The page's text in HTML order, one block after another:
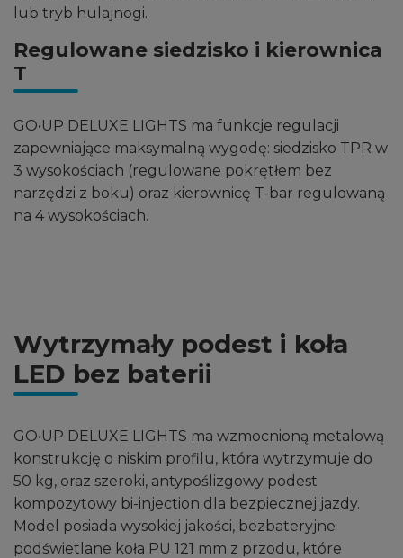
lub tryb hulajnogi.
Regulowane siedzisko i kierownica
T
GO•UP DELUXE LIGHTS ma funkcje regulacji
zapewniające maksymalną wygodę: siedzisko TPR w
3 wysokościach (regulowane pokrętłem bez
narzędzi z boku) oraz kierownicę T-bar regulowaną
na 4 wysokościach.
Wytrzymały podest i koła
LED bez baterii
GO•UP DELUXE LIGHTS ma wzmocnioną metalową
konstrukcję o niskim profilu, która wytrzymuje do
50 kg, oraz szeroki, antypoślizgowy podest
kompozytowy bi-injection dla bezpiecznej jazdy.
Model posiada wysokiej jakości, bezbateryjne
podświetlane koła PU 121 mm z przodu, które